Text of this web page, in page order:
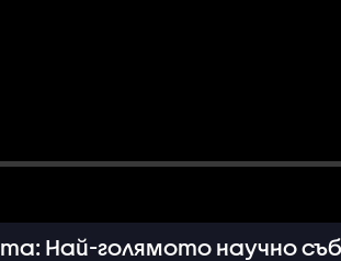
Най-голямото научно